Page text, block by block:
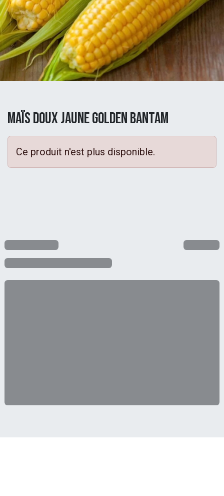
Maïs Doux Jaune Golden Bantam
Ce produit n'est plus disponible.